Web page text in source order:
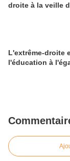
droite à la veille
L'extrême-droite
l'éducation à